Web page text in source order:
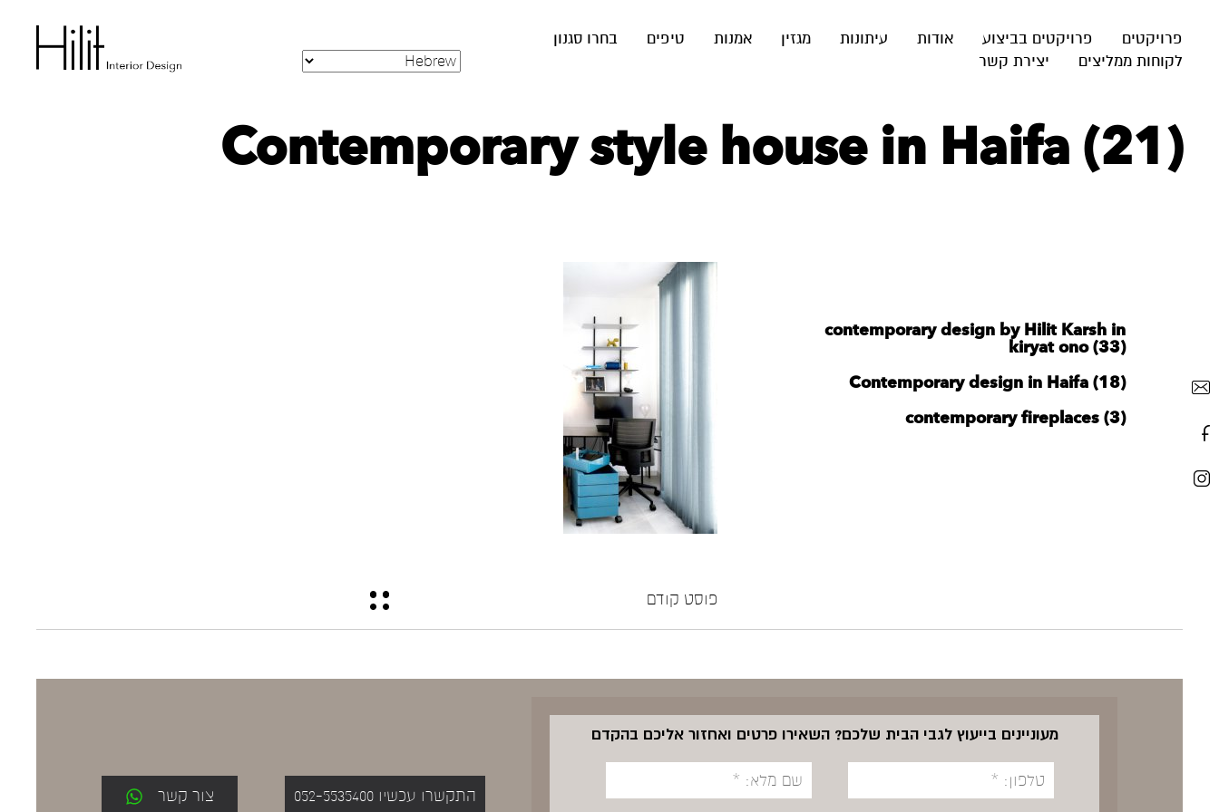
פרויקטים פרויקטים בביצוע אודות עיתונות מגזין אמנות טיפים
בחרו סגנון
לקוחות ממליצים
יצירת קשר
Contemporary style house in Haifa (21)
contemporary design by Hilit Karsh in
kiryat ono (33)
Contemporary design in Haifa (18)
contemporary fireplaces (3)
פוסט קודם
מעוניינים בייעוץ לגבי הבית שלכם? השאירו פרטים ואחזור אליכם בהקדם
התקשרו עכשיו 052-5535400 צור קשר